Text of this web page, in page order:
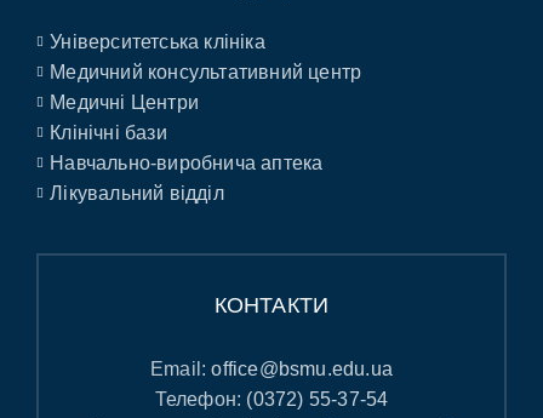
Університетська клініка
Медичний консультативний центр
Медичні Центри
Клінічні бази
Навчально-виробнича аптека
Лікувальний відділ
КОНТАКТИ
Email:office@bsmu.edu.ua
Телефон: (0372) 55-37-54